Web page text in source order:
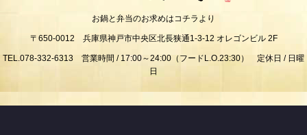
お鍋と弁当のお求めはコチラより
〒650-0012 兵庫県神戸市中央区北長狭通1-3-12 オレゴンビル 2F
TEL.078-332-6313 営業時間 / 17:00～24:00（フードL.O.23:30） 定休日 / 日曜
日